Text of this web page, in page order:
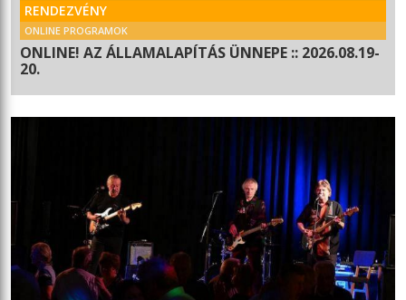
RENDEZVÉNY
ONLINE PROGRAMOK
ONLINE! AZ ÁLLAMALAPÍTÁS ÜNNEPE :: 2026.08.19-
20.